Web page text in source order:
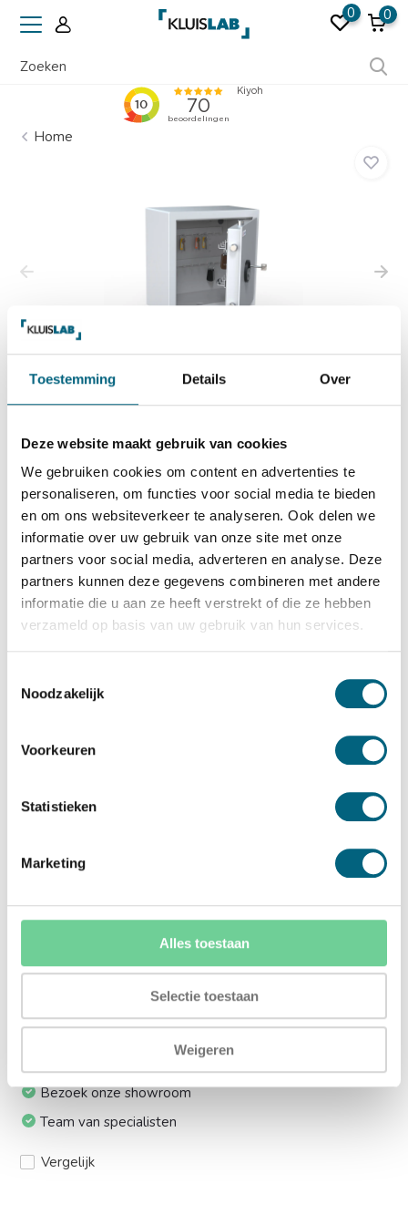
Toestemming Details Over
Deze website maakt gebruik van cookies
We gebruiken cookies om content en advertenties te
personaliseren, om functies voor social media te bieden
en om ons websiteverkeer te analyseren. Ook delen we
informatie over uw gebruik van onze site met onze
partners voor social media, adverteren en analyse. Deze
partners kunnen deze gegevens combineren met andere
informatie die u aan ze heeft verstrekt of die ze hebben
verzameld op basis van uw gebruik van hun services.
Noodzakelijk
Voorkeuren
Statistieken
Marketing
Alles toestaan
Selectie toestaan
Weigeren
0 0
Home
SISTEC SK sleutelkluis 34 KL
Bekijk alles Sleutelkluis
873,-
Op voorraad: .
Bekijk de reviews
Officieel gecertificeerde door RDW, BOVAG en
verzekeraars goedgekeurde sleutelkluis voorzien van 34
uitgevoerd met dubbelbaard sleutelslot....
Toon meer
Meerprijs installeren begane grond of op etage met
lift:
Ja (+€249,00)
Ik installeer de kluis graag zelf:
Ja, levering tot aan uw voordeur
Bezoek onze showroom
Team van specialisten
Vergelijk